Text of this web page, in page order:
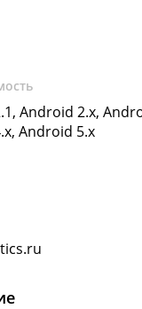
Android 2.x,
Android 5.x